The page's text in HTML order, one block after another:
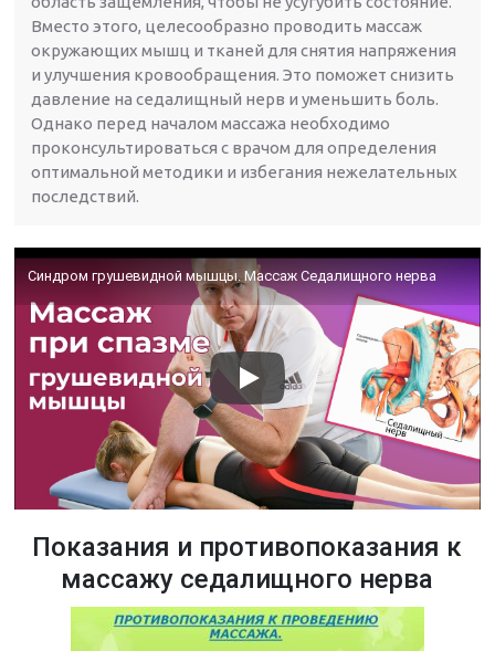
Вместо этого, целесообразно проводить массаж
окружающих мышц и тканей для снятия напряжения
и улучшения кровообращения. Это поможет снизить
давление на седалищный нерв и уменьшить боль.
Однако перед началом массажа необходимо
проконсультироваться с врачом для определения
оптимальной методики и избегания нежелательных
последствий.
Синдром грушевидной мышцы. Массаж Седалищного нерва
Показания и противопоказания к
массажу седалищного нерва